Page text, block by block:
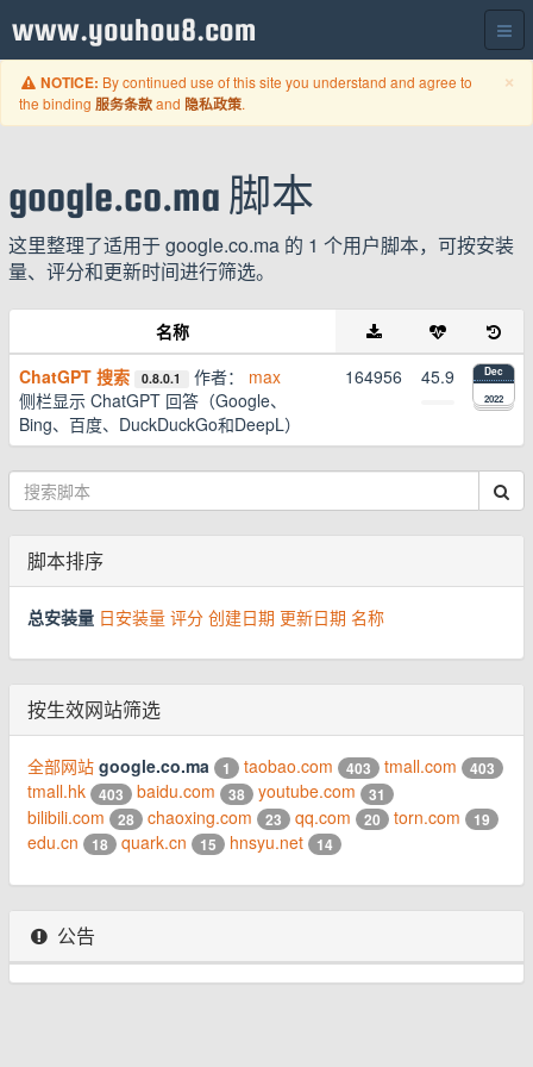
www.youhou8.com
×
NOTICE: By continued use of this site you understand and agree to
the binding 服务条款and 隐私政策.
google.co.ma 脚本
这里整理了适用于 google.co.ma 的 1 个用户脚本，可按安装
量、评分和更新时间进行筛选。
名称
ChatGPT 搜索
0.8.0.1 作者： max
侧栏显示 ChatGPT 回答（Google、
Bing、百度、DuckDuckGo和DeepL）
164956 45.9 Dec
2022
脚本排序
总安装量 日安装量 评分 创建日期 更新日期 名称
按生效网站筛选
全部网站 google.co.ma 1 taobao.com 403 tmall.com 403
tmall.hk 403 baidu.com 38 youtube.com 31
bilibili.com 28 chaoxing.com 23 qq.com 20 torn.com 19
edu.cn 18 quark.cn 15 hnsyu.net 14
公告